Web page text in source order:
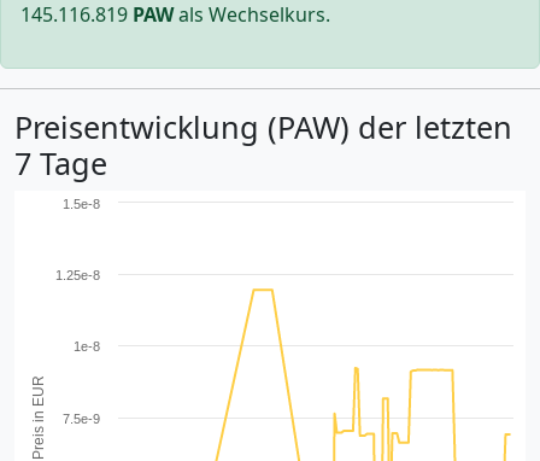
145.116.819 PAWals Wechselkurs.
Preisentwicklung (PAW) der letzten
7 Tage
Preis in EUR 7.5e-9
1e-8
1.25e-8
1.5e-8